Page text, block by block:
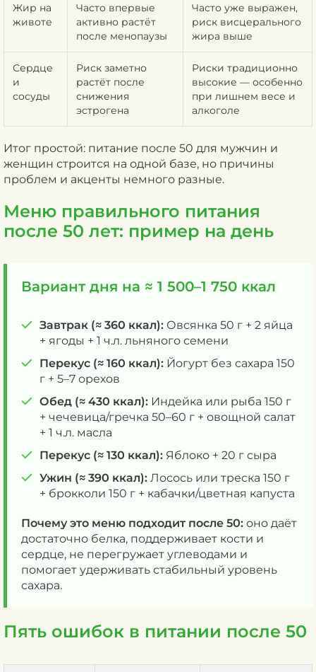
Жир на
животе
Часто впервые
активно растёт
после менопаузы
Часто уже выражен,
риск висцерального
жира выше
Сердце
и
сосуды
Риск заметно
растёт после
снижения
эстрогена
Риски традиционно
высокие — особенно
при лишнем весе и
алкоголе
Итог простой: питание после 50 для мужчин и
женщин строится на одной базе, но причины
проблем и акценты немного разные.
Меню правильного питания
после 50 лет: пример на день
Вариант дня на ≈ 1 500–1 750 ккал
Завтрак (≈ 360 ккал): Овсянка 50 г + 2 яйца
+ ягоды + 1 ч.л. льняного семени
Перекус (≈ 160 ккал): Йогурт без сахара 150
г + 5–7 орехов
Обед (≈ 430 ккал): Индейка или рыба 150 г
+ чечевица/гречка 50–60 г + овощной салат
+ 1 ч.л. масла
Перекус (≈ 130 ккал): Яблоко + 20 г сыра
Ужин (≈ 390 ккал): Лосось или треска 150 г
+ брокколи 150 г + кабачки/цветная капуста
Почему это меню подходит после 50: оно даёт
достаточно белка, поддерживает кости и
сердце, не перегружает углеводами и
помогает удерживать стабильный уровень
сахара.
Пять ошибок в питании после 50